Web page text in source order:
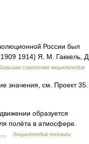
России был
1914) Я. М. Гаккель, Д.
советская энциклопедия
значения, см. Проект 35.
образуется
полёта в атмосфере.
…
Энциклопедия техники